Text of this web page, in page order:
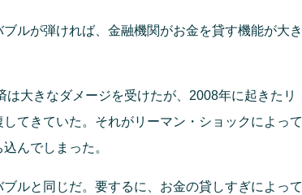
ルが弾ければ、金融機関がお金を貸す機能が大き
大きなダメージを受けたが、2008年に起きたリ
てきていた。それがリーマン・ショックによって
んでしまった。
ルと同じだ。要するに、お金の貸しすぎによって